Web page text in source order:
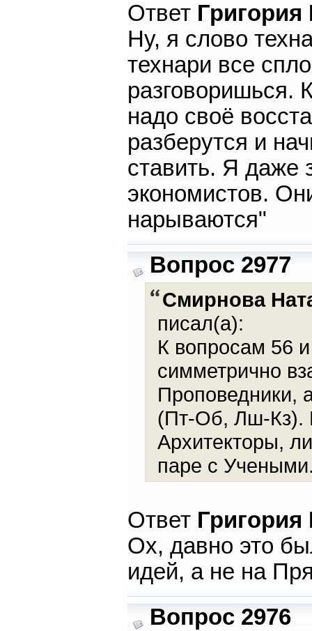
Ответ
Ну, я слово
технари все
разговоришься.
надо своё
разберутся и
ставить. Я даже
экономистов.
нарываются"
Вопрос 2977
Смирнова
писал(а):
К вопросам 56
симметрично
Проповедники,
(Пт-Об, Лш-Кз).
Архитекторы,
паре с
Ответ
Ох, давно это
идей, а не на
Вопрос 2976